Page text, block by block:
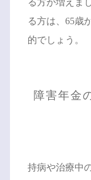
る方は、65歳
的でしょう。
障害年金
持病や治療中